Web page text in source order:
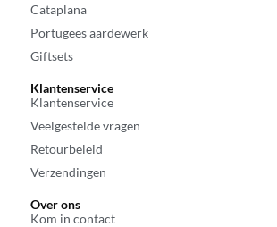
Cataplana
Portugees aardewerk
Giftsets
Klantenservice
Klantenservice
Veelgestelde vragen
Retourbeleid
Verzendingen
Over ons
Kom in contact